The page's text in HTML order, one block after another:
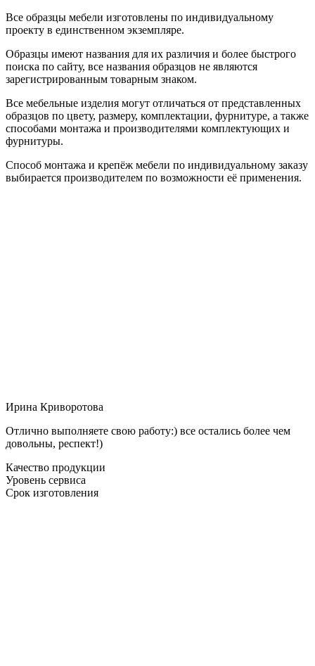
Все образцы мебели изготовлены по индивидуальному
проекту в единственном экземпляре.
Образцы имеют названия для их различия и более быстрого
поиска по сайту, все названия образцов не являются
зарегистрированным товарным знаком.
Все мебельные изделия могут отличаться от представленных
образцов по цвету, размеру, комплектации, фурнитуре, а также
способами монтажа и производителями комплектующих и
фурнитуры.
Способ монтажа и крепёж мебели по индивидуальному заказу
выбирается производителем по возможности её применения.
Ирина Криворотова
Отлично выполняете свою работу:) все остались более чем
довольны, респект!)
Качество продукции
Уровень сервиса
Срок изготовления